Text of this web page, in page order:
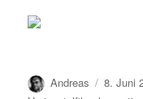
Autor
Andreas 8. Juni